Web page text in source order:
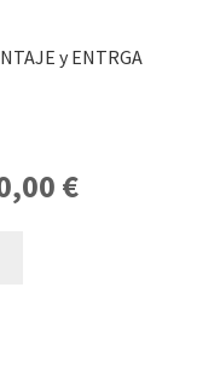
y ENTRGA
€El